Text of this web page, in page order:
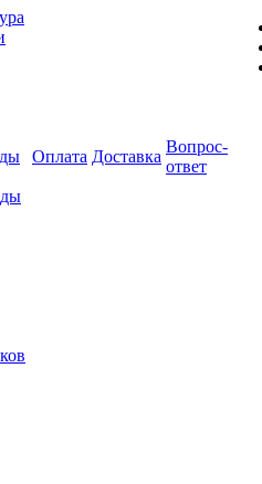
Оплата Доставка
Вопрос-
ответ